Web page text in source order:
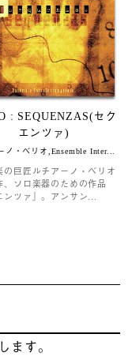
: SEQUENZAS(セク
エンツァ)
ノ・ベリオ,Ensemble Inter...
の巨匠ルチアーノ・ベリオ
、ソロ楽器のための作品
ンツァ』。アンサン...
ます。